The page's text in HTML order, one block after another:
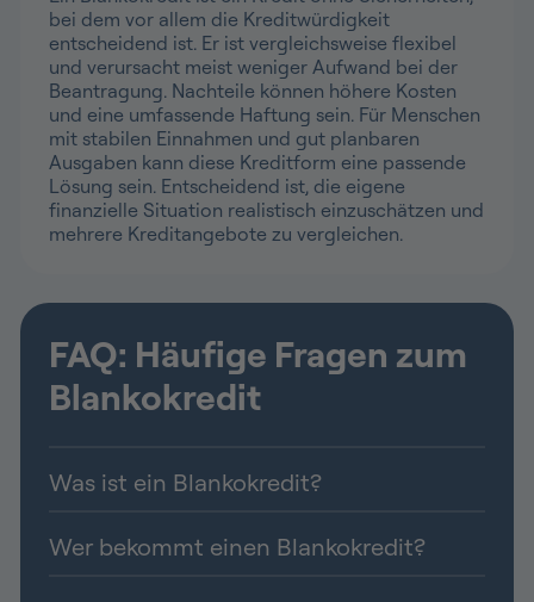
bei dem vor allem die Kreditwürdigkeit
entscheidend ist. Er ist vergleichsweise flexibel
und verursacht meist weniger Aufwand bei der
Beantragung. Nachteile können höhere Kosten
und eine umfassende Haftung sein. Für Menschen
mit stabilen Einnahmen und gut planbaren
Ausgaben kann diese Kreditform eine passende
Lösung sein. Entscheidend ist, die eigene
finanzielle Situation realistisch einzuschätzen und
mehrere Kreditangebote zu vergleichen.
FAQ: Häufige Fragen zum
Blankokredit
Was ist ein Blankokredit?
Wer bekommt einen Blankokredit?